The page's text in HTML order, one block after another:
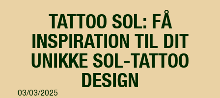
TATTOO SOL: FÅ
INSPIRATION TIL DIT
UNIKKE SOL-TATTOO
DESIGN
03/03/2025